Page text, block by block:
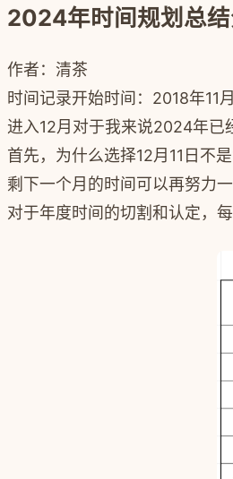
2024年时间规划总
作者：清茶
时间记录开始时间：2018年11
进入12月对于我来说2024年已
首先，为什么选择12月11日不
剩下一个月的时间可以再努力一
对于年度时间的切割和认定，